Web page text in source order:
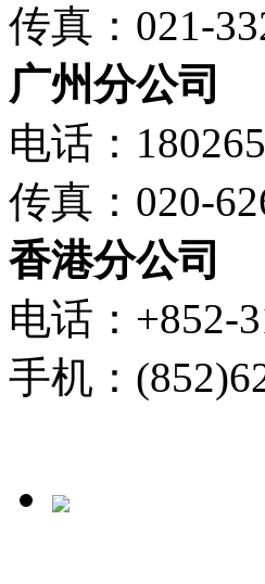
传真：021-
广州分公司
电话：
传真：020-
香港分公司
电话：+852-
手机：